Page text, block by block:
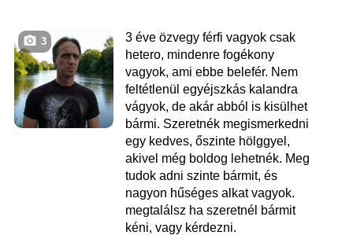
3
3 éve özvegy férfi vagyok csak
hetero, mindenre fogékony
vagyok, ami ebbe belefér. Nem
feltétlenül egyéjszkás kalandra
vágyok, de akár abból is kisülhet
bármi. Szeretnék megismerkedni
egy kedves, őszinte hölggyel,
akivel még boldog lehetnék. Meg
tudok adni szinte bármit, és
nagyon hűséges alkat vagyok.
megtalálsz ha szeretnél bármit
kéni, vagy kérdezni.